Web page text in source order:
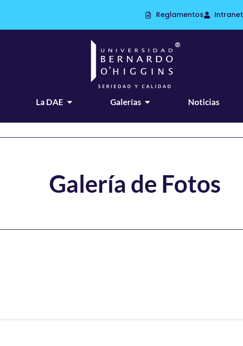
Reglamentos Intranet
La DAE Galerías Noticias
Galería de Fotos